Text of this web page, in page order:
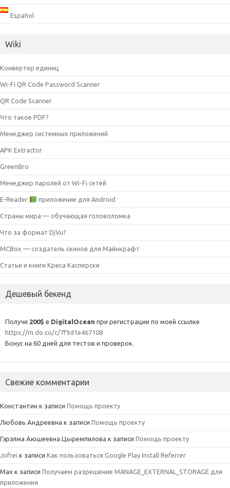
Español
Wiki
Конвертер единиц
Wi-Fi QR Code Password Scanner
QR Code Scanner
Что такое PDF?
Менеджер системных приложений
APK Extractor
GreenBro
Менеджер паролей от Wi-Fi сетей
E-Reader приложение для Android
Страны мира — обучающая головоломка
Что за формат DjVu?
MCBox — создатель скинов для Майнкрафт
Статьи и книги Криса Касперски
Дешевый бекенд
Получи 200$ в DigitalOcean при регистрации по моей ссылке
https://m.do.co/c/7f9d1e467108
Бонус на 60 дней для тестов и проверок.
Свежие комментарии
Константин к записи Помощь проекту
Любовь Андреевна к записи Помощь проекту
Гэрэлма Аюшеевна Цыремпилова к записи Помощь проекту
Jofrei к записи Как пользоваться Google Play Install Referrer
Max к записи Получаем разрешение MANAGE_EXTERNAL_STORAGE для
приложения